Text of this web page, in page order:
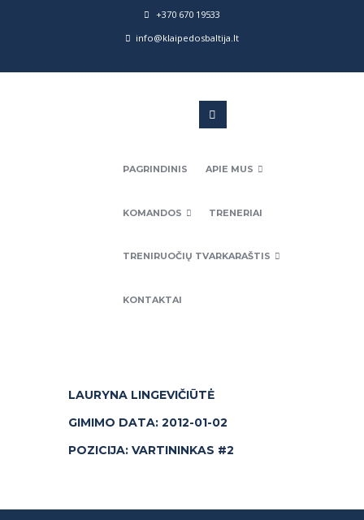
+370 670 19533
info@klaipedosbaltija.lt
PAGRINDINIS APIE MUS
KOMANDOS TRENERIAI
TRENIRUOČIŲ TVARKARAŠTIS
KONTAKTAI
LAURYNA LINGEVIČIŪTĖ
GIMIMO DATA: 2012-01-02
POZICIJA: VARTININKAS #2